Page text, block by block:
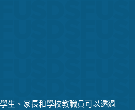
生、家長和學校教職員可以透過